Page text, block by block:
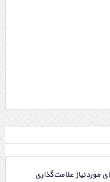
موردنیاز علامت‌گذاری